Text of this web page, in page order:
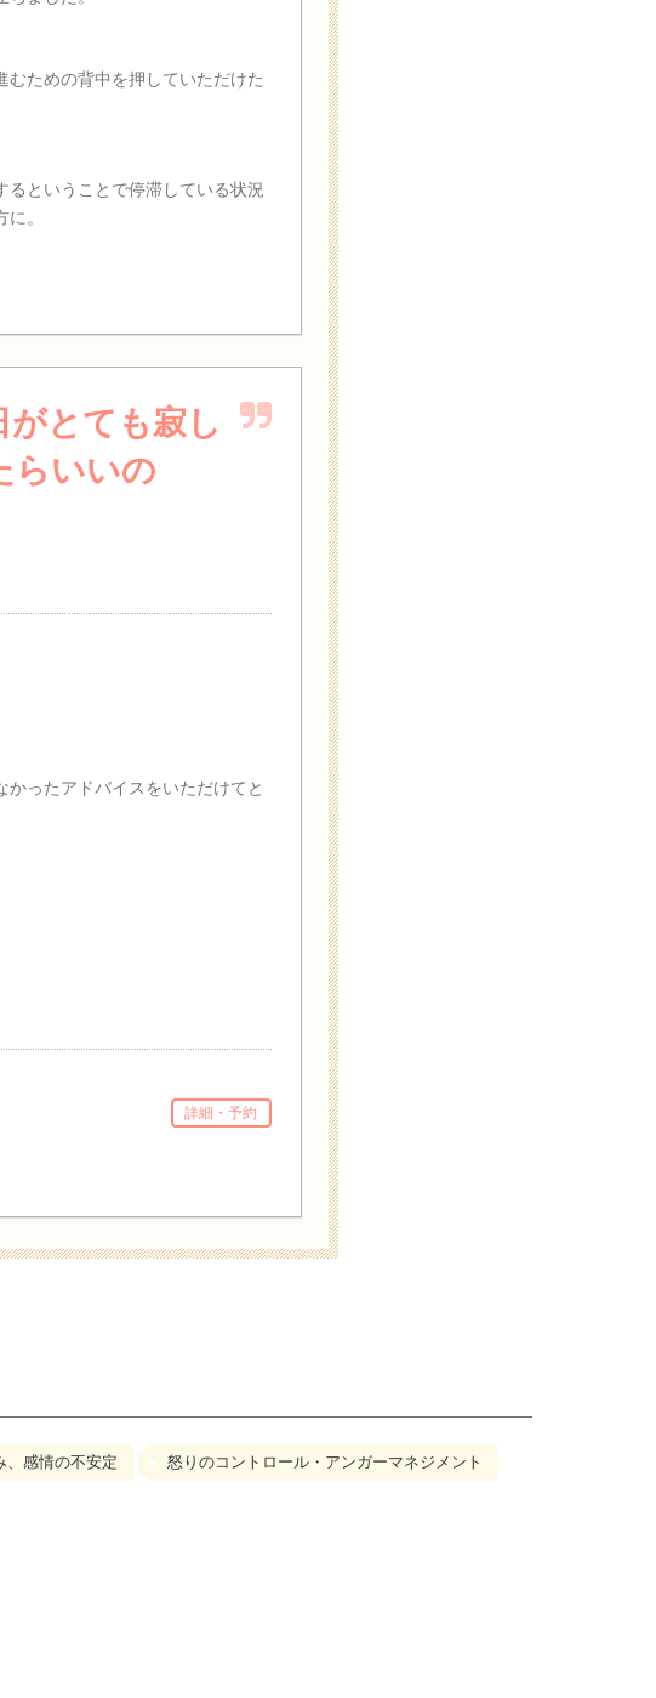
ための背中を押していただけた
るということで停滞している状況
。
とても寂し
らいいの
ったアドバイスをいただけてと
詳細・予約
、感情の不安定 怒りのコントロール・アンガーマネジメント